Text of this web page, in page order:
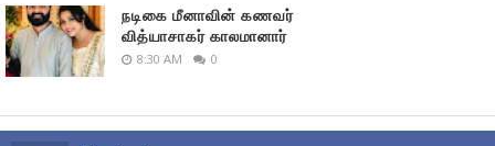
நடிகை மீனாவின் கணவர்
வித்யாசாகர் காலமானார்
8:30 AM 0